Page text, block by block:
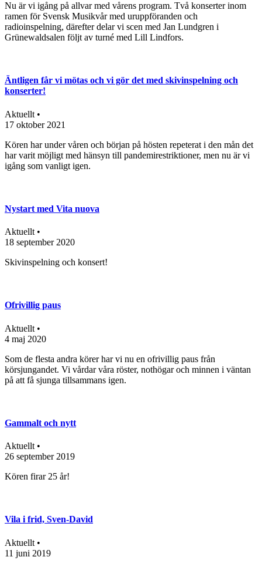
Nu är vi igång på allvar med vårens program. Två konserter inom
ramen för Svensk Musikvår med uruppföranden och
radioinspelning, därefter delar vi scen med Jan Lundgren i
Grünewaldsalen följt av turné med Lill Lindfors.
Äntligen får vi mötas och vi gör det med skivinspelning och
konserter!
Aktuellt •
17 oktober 2021
Kören har under våren och början på hösten repeterat i den mån det
har varit möjligt med hänsyn till pandemirestriktioner, men nu är vi
igång som vanligt igen.
Nystart med Vita nuova
Aktuellt •
18 september 2020
Skivinspelning och konsert!
Ofrivillig paus
Aktuellt •
4 maj 2020
Som de flesta andra körer har vi nu en ofrivillig paus från
körsjungandet. Vi vårdar våra röster, nothögar och minnen i väntan
på att få sjunga tillsammans igen.
Gammalt och nytt
Aktuellt •
26 september 2019
Kören firar 25 år!
Vila i frid, Sven-David
Aktuellt •
11 juni 2019